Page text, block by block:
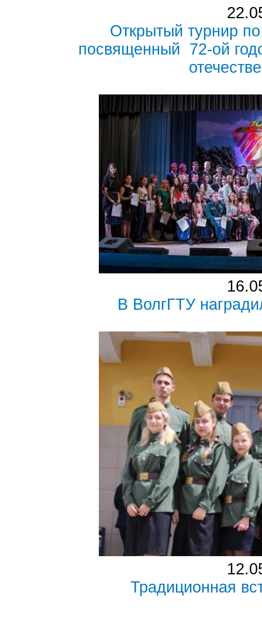
Открытый турнир
посвященный 72-ой
В ВолгГТУ
Традиционная